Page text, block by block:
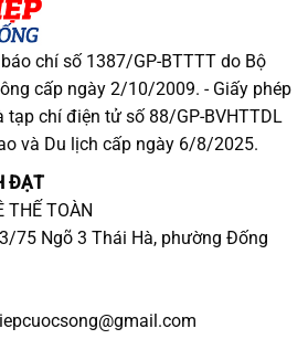
chí số 1387/GP-BTTTT do Bộ
cấp ngày 2/10/2009. - Giấy phép
chí điện tử số 88/GP-BVHTTDL
và Du lịch cấp ngày 6/8/2025.
ĐẠT
TOÀN
75 Ngõ 3 Thái Hà, phường Đống